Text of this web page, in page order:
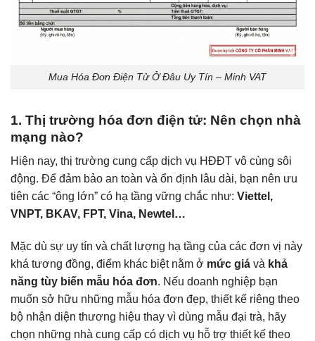
Mua Hóa Đơn Điện Tử Ở Đâu Uy Tín – Minh VAT
1. Thị trường hóa đơn điện tử: Nên chọn nhà
mạng nào?
Hiện nay, thị trường cung cấp dịch vụ HĐĐT vô cùng sôi
động. Để đảm bảo an toàn và ổn định lâu dài, bạn nên ưu
tiên các “ông lớn” có hạ tầng vững chắc như: Viettel,
VNPT, BKAV, FPT, Vina, Newtel…
Mặc dù sự uy tín và chất lượng hạ tầng của các đơn vị này
khá tương đồng, điểm khác biệt nằm ở mức giá và khả
năng tùy biến mẫu hóa đơn. Nếu doanh nghiệp bạn
muốn sở hữu những mẫu hóa đơn đẹp, thiết kế riêng theo
bộ nhận diện thương hiệu thay vì dùng mẫu đại trà, hãy
chọn những nhà cung cấp có dịch vụ hỗ trợ thiết kế theo